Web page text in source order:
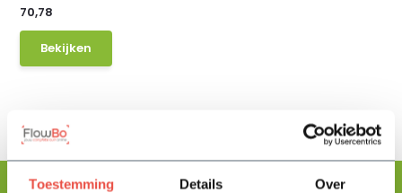
Toestemming Details Over
70,78
Bekijken